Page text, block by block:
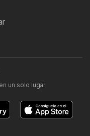
un solo lugar